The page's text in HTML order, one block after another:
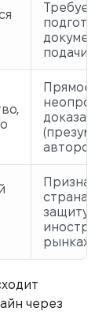
Требует
подачи
Прямое и
странах,
защиту на
рынках
через